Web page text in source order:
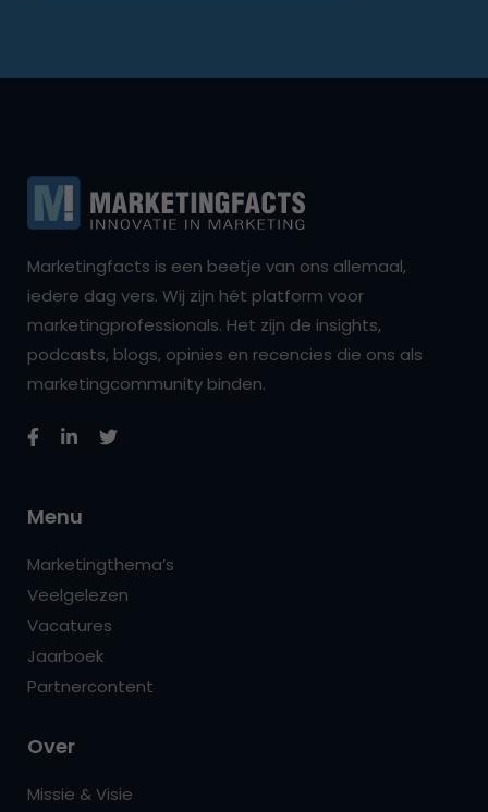
Marketingfacts is een beetje van ons allemaal,
iedere dag vers. Wij zijn hét platform voor
marketingprofessionals. Het zijn de insights,
podcasts, blogs, opinies en recencies die ons als
marketingcommunity binden.
Menu
Marketingthema’s
Veelgelezen
Vacatures
Jaarboek
Partnercontent
Over
Missie & Visie